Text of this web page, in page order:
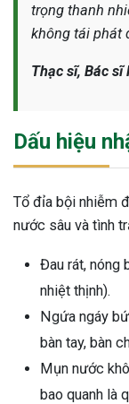
Thông Tin Cần
phổ biến, khiến
của chị em trở
trọng thanh
không tái phát
Thạc sĩ, Bác sĩ
Dấu hiệu
Tổ đỉa bội nhiễm
nước sâu và tình
Đau rát, nóng
nhiệt thịnh).
Ngứa ngáy
bàn tay, bàn
Mụn nước
bao quanh là